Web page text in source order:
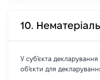
10.
У суб'єкта декларування
об'єкти для